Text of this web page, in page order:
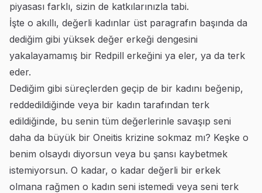
piyasası farklı, sizin de katkılarınızla tabi.
İşte o akıllı, değerli kadınlar üst paragrafın başında da
dediğim gibi yüksek değer erkeği dengesini
yakalayamamış bir Redpill erkeğini ya eler, ya da terk
eder.
Dediğim gibi süreçlerden geçip de bir kadını beğenip,
reddedildiğinde veya bir kadın tarafından terk
edildiğinde, bu senin tüm değerlerinle savaşıp seni
daha da büyük bir Oneitis krizine sokmaz mı? Keşke o
benim olsaydı diyorsun veya bu şansı kaybetmek
istemiyorsun. O kadar, o kadar değerli bir erkek
olmana rağmen o kadın seni istemedi veya seni terk